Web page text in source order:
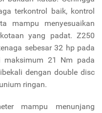
terkontrol baik, kontrol
mampu menyesuaikan
yang padat. Z250
sebesar 32 hp pada
maksimum 21 Nm pada
dengan double disc
ringan.
mampu menunjang